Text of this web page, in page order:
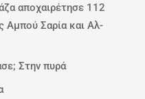
αποχαιρέτησε 112
Αμπού Σαρία και Αλ-
Στην πυρά